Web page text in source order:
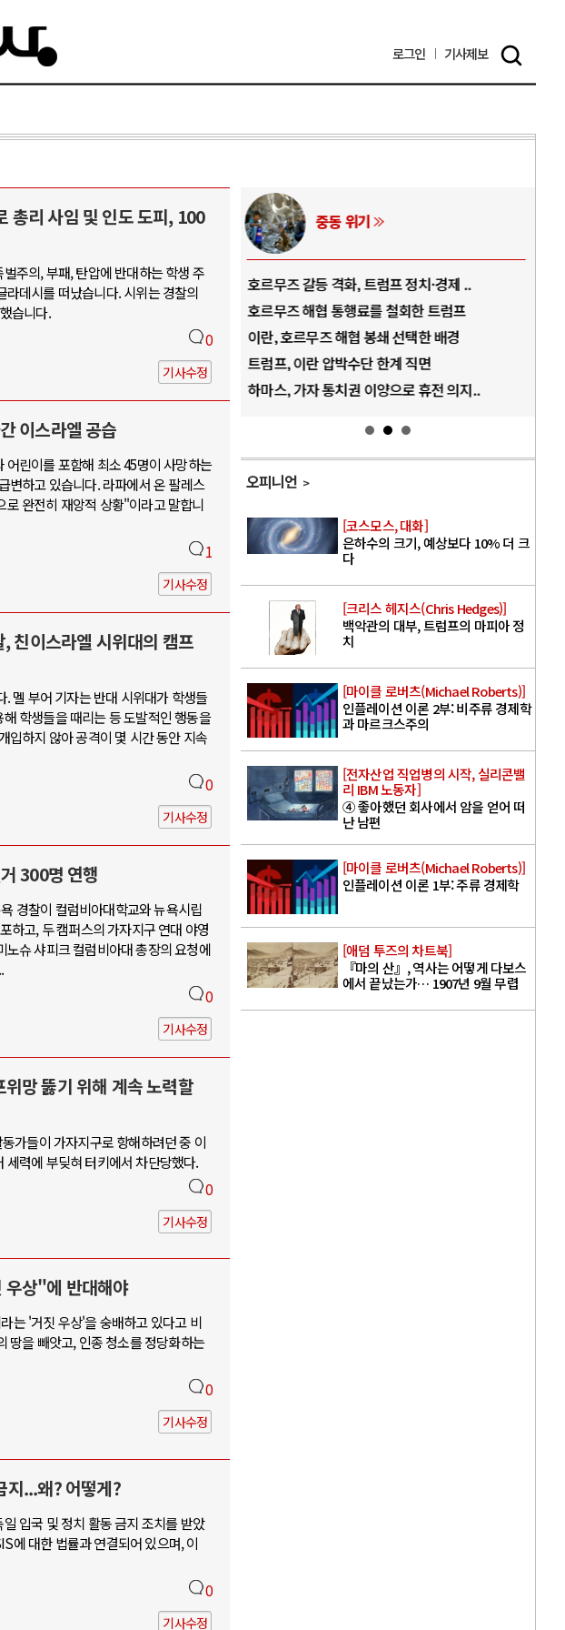
로그인 기사제보
총리 사임 및 인도 도피, 100
주의, 부패, 탄압에 반대하는 학생 주
데시를 떠났습니다. 시위는 경찰의
습니다.
0
기사수정
이스라엘 공습
린이를 포함해 최소 45명이 사망하는
변하고 있습니다. 라파에서 온 팔레스
완전히 재앙적 상황"이라고 말합니
1
기사수정
친이스라엘 시위대의 캠프
멜 부어 기자는 반대 시위대가 학생들
학생들을 때리는 등 도발적인 행동을
입하지 않아 공격이 몇 시간 동안 지속
0
기사수정
300명 연행
경찰이 컬럼비아대학교와 뉴욕시립
하고, 두 캠퍼스의 가자지구 연대 야영
슈 샤피크 컬럼비아대 총장의 요청에
0
기사수정
망 뚫기 위해 계속 노력할
가들이 가자지구로 항해하려던 중 이
력에 부딪혀 터키에서 차단당했다.
0
기사수정
우상"에 반대해야
는 '거짓 우상'을 숭배하고 있다고 비
땅을 빼앗고, 인종 청소를 정당화하는
0
기사수정
지...왜? 어떻게?
입국 및 정치 활동 금지 조치를 받았
에 대한 법률과 연결되어 있으며, 이
0
기사수정
러시아-우크라이나 전쟁
상화: 우크라이나, 대리전의 역..
이나 드론 협력 직후, 러시아..
나, 덴마크, 에스토니아, 네덜란..
라, 대규모 공습 주고받아…민간 ..
중동 위기
호르무즈 갈등 격화, 트럼프 정치·경제 ..
호르무즈 해협 통행료를 철회한 트럼프
이란, 호르무즈 해협 봉쇄 선택한 배경
트럼프, 이란 압박수단 한계 직면
하마스, 가자 통치권 이양으로 휴전 의지..
오피니언
[코스모스, 대화]
은하수의 크기, 예상보다 10% 더 크
다
[크리스 헤지스(Chris Hedges)]
백악관의 대부, 트럼프의 마피아 정
치
[마이클 로버츠(Michael Roberts)]
인플레이션 이론 2부: 비주류 경제학
과 마르크스주의
[전자산업 직업병의 시작, 실리콘밸
리 IBM 노동자]
④ 좋아했던 회사에서 암을 얻어 떠
난 남편
[마이클 로버츠(Michael Roberts)]
인플레이션 이론 1부: 주류 경제학
[애덤 투즈의 차트북]
『마의 산』, 역사는 어떻게 다보스
에서 끝났는가… 1907년 9월 무렵